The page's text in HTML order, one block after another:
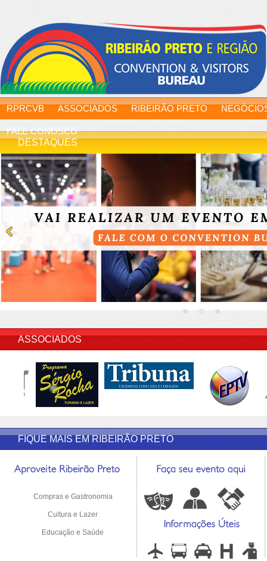
RPRCVB ASSOCIADOS RIBEIRÃO PRETO
FALE CONOSCO
DESTAQUES
ASSOCIADOS
FIQUE MAIS EM RIBEIRÃO PRETO
Compras e Gastronomia
Cultura e Lazer
Educação e Saúde